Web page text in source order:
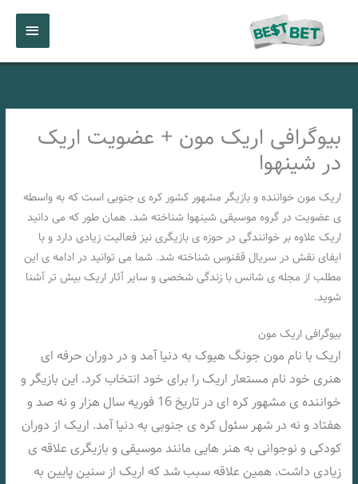
اصلی
بیوگرافی اریک مون + عضویت اریک
در شینهوا
اریک مون خواننده و بازیگر مشهور کشور کره ی جنوبی است که به واسطه
ی عضویت در گروه موسیقی شینهوا شناخته شد. همان طور که می دانید
اریک علاوه بر خوانندگی در حوزه ی بازیگری نیز فعالیت زیادی دارد و با
ایفای نقش در سریال ققنوس شناخته شد. شما می توانید در ادامه ی این
مطلب از مجله ی شانس با زندگی شخصی و سایر آثار اریک بیش تر آشنا
شوید.
بیوگرافی اریک مون
اریک با نام مون جونگ هیوک به دنیا آمد و در دوران حرفه ای
هنری خود نام مستعار اریک را برای خود انتخاب کرد. این بازیگر و
خواننده ی مشهور کره ای در تاریخ 16 فوریه سال هزار و نه صد و
هفتاد و نه در شهر سئول کره ی جنوبی به دنیا آمد. اریک از دوران
کودکی و نوجوانی به هنر هایی مانند موسیقی و بازیگری علاقه ی
زیادی داشت. همین علاقه سبب شد که اریک از سنین پایین به